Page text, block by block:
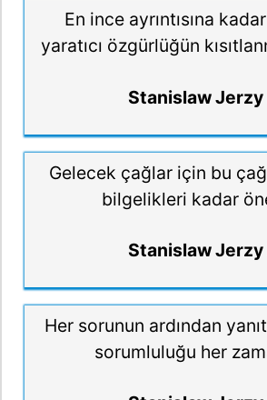
En ince ayrıntısına
yaratıcı özgürlüğün
Stanislaw Jerzy
Gelecek çağlar için bu
bilgelikleri kadar
Stanislaw Jerzy
Her sorunun ardından
sorumluluğu her